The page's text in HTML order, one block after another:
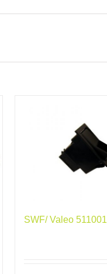
SWF/ Valeo 511001